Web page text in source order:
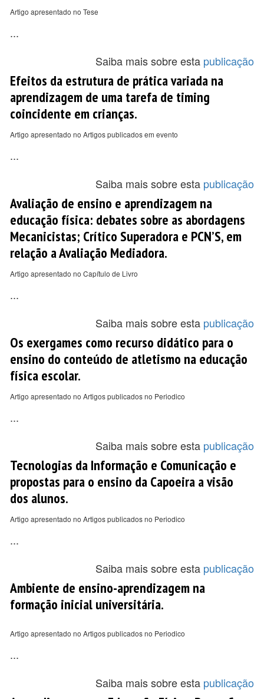
Artigo apresentado no Tese
...
Saiba mais sobre esta publicação
Efeitos da estrutura de prática variada na
aprendizagem de uma tarefa de timing
coincidente em crianças.
Artigo apresentado no Artigos publicados em evento
...
Saiba mais sobre esta publicação
Avaliação de ensino e aprendizagem na
educação física: debates sobre as abordagens
Mecanicistas; Crítico Superadora e PCN’S, em
relação a Avaliação Mediadora.
Artigo apresentado no Capítulo de Livro
...
Saiba mais sobre esta publicação
Os exergames como recurso didático para o
ensino do conteúdo de atletismo na educação
física escolar.
Artigo apresentado no Artigos publicados no Periodico
...
Saiba mais sobre esta publicação
Tecnologias da Informação e Comunicação e
propostas para o ensino da Capoeira a visão
dos alunos.
Artigo apresentado no Artigos publicados no Periodico
...
Saiba mais sobre esta publicação
Ambiente de ensino-aprendizagem na
formação inicial universitária.
Artigo apresentado no Artigos publicados no Periodico
...
Saiba mais sobre esta publicação